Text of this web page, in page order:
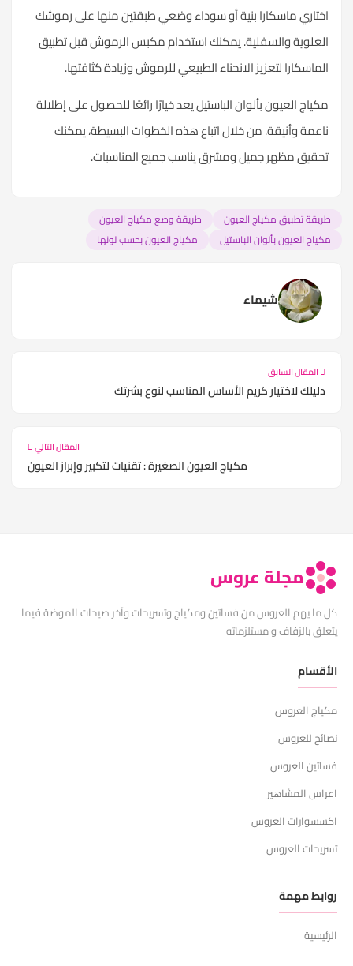
اختاري ماسكارا بنية أو سوداء وضعي طبقتين منها على رموشك
العلوية والسفلية. يمكنك استخدام مكبس الرموش قبل تطبيق
الماسكارا لتعزيز الانحناء الطبيعي للرموش وزيادة كثافتها.
مكياج العيون بألوان الباستيل يعد خيارًا رائعًا للحصول على إطلالة
ناعمة وأنيقة. من خلال اتباع هذه الخطوات البسيطة، يمكنك
تحقيق مظهر جميل ومشرق يناسب جميع المناسبات.
طريقة تطبيق مكياج العيون
طريقة وضع مكياج العيون
مكياج العيون بألوان الباستيل
مكياج العيون بحسب لونها
شيماء
المقال السابق
دليلك لاختيار كريم الأساس المناسب لنوع بشرتك
المقال التالي
مكياج العيون الصغيرة : تقنيات لتكبير وإبراز العيون
مجلة عروس
كل ما يهم العروس من فساتين ومكياج وتسريحات وآخر صيحات الموضة فيما
يتعلق بالزفاف و مستلزماته
الأقسام
مكياج العروس
نصائح للعروس
فساتين العروس
اعراس المشاهير
اكسسوارات العروس
تسريحات العروس
روابط مهمة
الرئيسية